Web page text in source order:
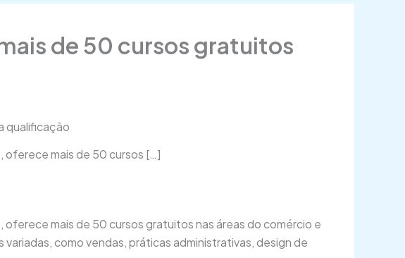
de 50 cursos gratuitos
qualificação
oferece mais de 50 cursos […]
mais de 50 cursos gratuitos nas áreas do comércio e
como vendas, práticas administrativas, design de